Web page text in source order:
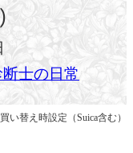
士の日常
い替え時設定（Suica含む）